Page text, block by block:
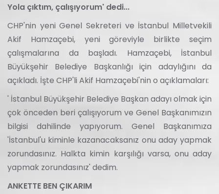
Yola çıktım, çalışıyorum' dedi...
CHP'nin yeni Genel Sekreteri ve İstanbul Milletvekili
Akif Hamzaçebi, yeni göreviyle birlikte seçim
çalışmalarına da başladı. Hamzaçebi, İstanbul
Büyükşehir Belediye Başkanlığı için adaylığını da
açıkladı. İşte CHP'li Akif Hamzaçebi'nin o açıklamaları:
' İstanbul Büyükşehir Belediye Başkan adayı olmak için
çok önceden beri çalışıyorum ve Genel Başkanımızın
bilgisi dahilinde yapıyorum. Genel Başkanımıza
'İstanbul'u kiminle kazanacaksanız onu aday yapmak
zorundasınız. Halkta kimin karşılığı varsa, onu aday
yapmak zorundasınız' dedim.
ANKETTE BEN ÇIKARIM